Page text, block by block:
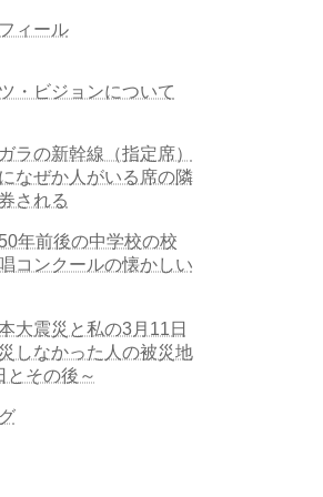
ィール
・ビジョンについて
ラの新幹線（指定席）
なぜか人がいる席の隣
される
年前後の中学校の校
コンクールの懐かしい
大震災と私の3月11日
しなかった人の被災地
とその後～